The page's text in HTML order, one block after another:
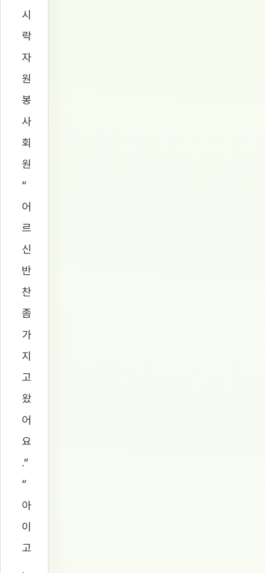
시
락
자
원
봉
사
회
원
“
어
르
신
반
찬
좀
가
지
고
왔
어
요
.”
“
아
이
고